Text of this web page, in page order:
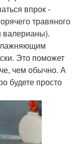
впрок -
травяного
валерианы).
Это поможет
чем обычно. А
будете просто